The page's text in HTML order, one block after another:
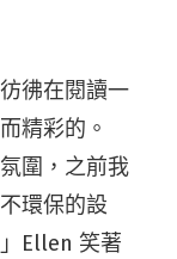
彿在閱讀一
精彩的。
圍，之前我
環保的設
Ellen 笑著